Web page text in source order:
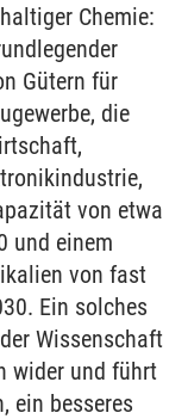
Chemie:
Gütern für
die
von etwa
und einem
von fast
Ein solches
Wissenschaft
wider und führt
ein besseres